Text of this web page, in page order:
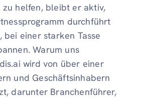
zu helfen, bleibt er aktiv,
durchführt
bei einer starken Tasse
Warum uns
wird von über einer
und Geschäftsinhabern
darunter Branchenführer,